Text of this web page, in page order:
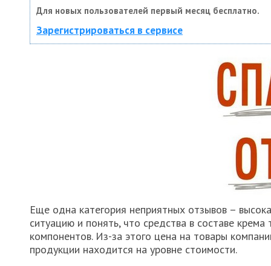
Для новых пользователей первый месяц бесплатно.
Зарегистрироваться в сервисе
Еще одна категория неприятных отзывов –
ситуацию и понять, что средства в составе
компонентов. Из-за этого цена на товары
продукции находится на уровне стоимости.